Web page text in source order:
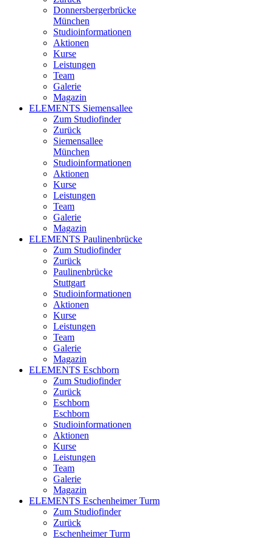
Donners­berger­brücke
München
Studioinformationen
Aktionen
Kurse
Leistungen
Team
Galerie
Magazin
ELEMENTS Siemensallee
Zum Studiofinder
Zurück
Siemens­allee
München
Studioinformationen
Aktionen
Kurse
Leistungen
Team
Galerie
Magazin
ELEMENTS Paulinenbrücke
Zum Studiofinder
Zurück
Paulinen­brücke
Stuttgart
Studioinformationen
Aktionen
Kurse
Leistungen
Team
Galerie
Magazin
ELEMENTS Eschborn
Zum Studiofinder
Zurück
Esch­born
Eschborn
Studioinformationen
Aktionen
Kurse
Leistungen
Team
Galerie
Magazin
ELEMENTS Eschenheimer Turm
Zum Studiofinder
Zurück
Eschen­heimer Turm